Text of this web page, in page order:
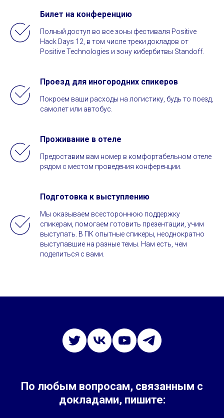
Билет на конференцию
Полный доступ во все зоны фестиваля Positive
Hack Days 12, в том числе треки докладов от
Positive Technologies и зону кибербитвы Standoff.
Проезд для иногородних спикеров
Покроем ваши расходы на логистику, будь то поезд,
самолет или автобус.
Проживание в отеле
Предоставим вам номер в комфортабельном отеле
рядом с местом проведения конференции.
Подготовка к выступлению
Мы оказываем всестороннюю поддержку
спикерам, помогаем готовить презентации, учим
выступать. В ПК опытные спикеры, неоднократно
выступавшие на разные темы. Нам есть, чем
поделиться с вами.
По любым вопросам, связанным с
докладами, пишите: